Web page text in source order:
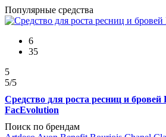
Популярные средства
6
35
5
5/5
Средство для роста ресниц и бровей
FacEvolution
Поиск по брендам